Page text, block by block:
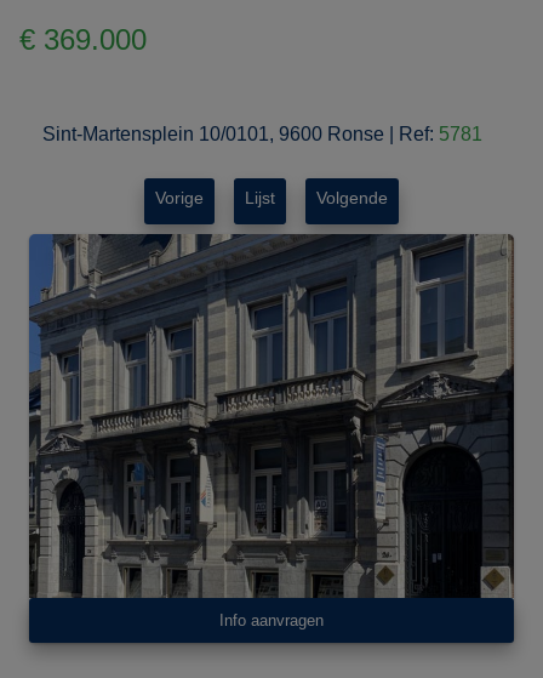
€ 369.000
Sint-Martensplein 10/0101, 9600 Ronse Ref: 5781
Vorige Lijst Volgende
Info aanvragen